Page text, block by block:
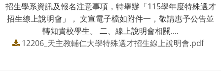
招生學系資訊及報名注意事項，特舉辦「115學年度特殊選才
招生線上說明會」， 文宣電子檔如附件一，敬請惠予公告並
轉知貴校學生。 二、線上說明會相關....
12206_天主教輔仁大學特殊選才招生線上說明會.pdf